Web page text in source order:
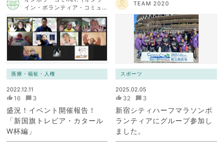
イン・ボランティア・コミュ
ク）
医療・福祉・人権
2022.12.11
16 3
盛況！イベント開催報告！
「新国旗トレビア・カタール
W杯編」
TEAM 2020
スポーツ
2025.02.05
32 3
新宿シティハーフマラソンボ
ランティアにグループ参加し
ました。